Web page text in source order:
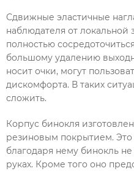
Сдвижные эластичные
наблюдателя от локальной
полностью
большому удалению
носит очки, могут
дискомфорта. В таких
сложить.
Корпус бинокля
резиновым покрытием.
благодаря нему бинокль
руках. Кроме того оно